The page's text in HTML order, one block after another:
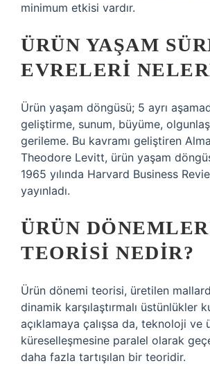
minimum etkisi vardır.
ÜRÜN YAŞAM
EVRELERI
Ürün yaşam döngüsü; 5 ayrı
geliştirme, sunum, büyüme,
gerileme. Bu kavramı geliştiren
Theodore Levitt, ürün yaşam
1965 yılında Harvard Business
yayınladı.
ÜRÜN
TEORISI NEDIR?
Ürün dönemi teorisi, üretilen
dinamik karşılaştırmalı üstünlükler
açıklamaya çalışsa da, teknoloji ve
küreselleşmesine paralel olarak
daha fazla tartışılan bir teoridir.